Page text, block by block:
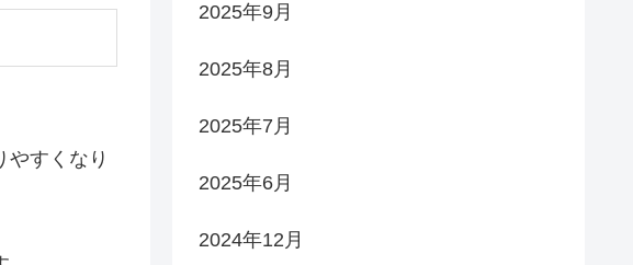
やすくなり
2025年9月
2025年8月
2025年7月
2025年6月
2024年12月